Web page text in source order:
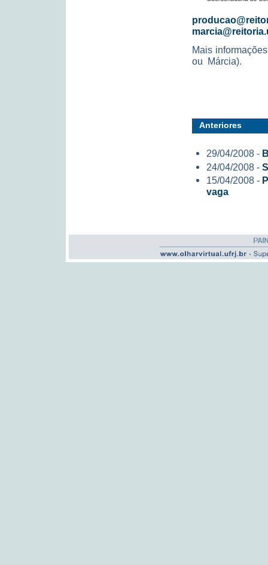
Mais
ou Márcia).
Anteriores
29/04/2008 -
24/04/2008 -
15/04/2008 -
vaga